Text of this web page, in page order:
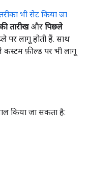
भी सेट किया जा
तारीखऔर पिछले
पर लागू होती हैं. साथ
फ़ील्ड पर भी लागू
किया जा सकता है: